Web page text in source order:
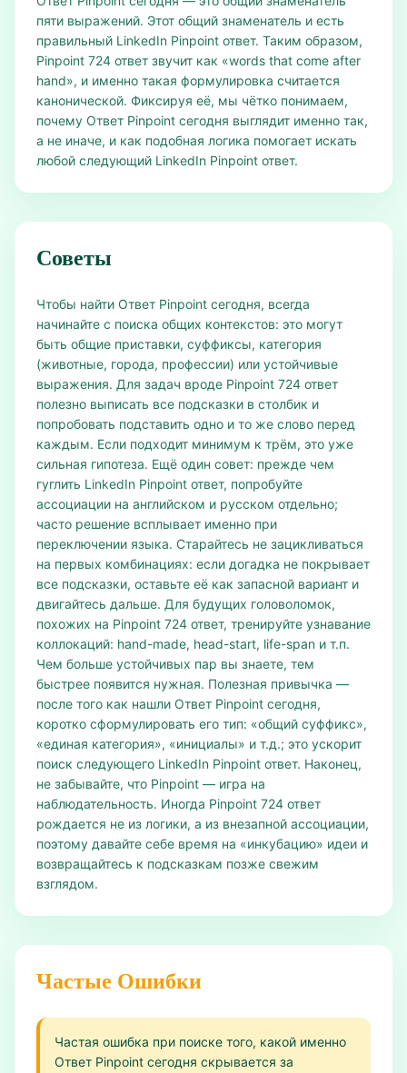
пяти выражений. Этот общий знаменатель и есть
правильный LinkedIn Pinpoint ответ. Таким образом,
Pinpoint 724 ответ звучит как «words that come after
hand», и именно такая формулировка считается
канонической. Фиксируя её, мы чётко понимаем,
почему Ответ Pinpoint сегодня выглядит именно так,
а не иначе, и как подобная логика помогает искать
любой следующий LinkedIn Pinpoint ответ.
Советы
Чтобы найти Ответ Pinpoint сегодня, всегда
начинайте с поиска общих контекстов: это могут
быть общие приставки, суффиксы, категория
(животные, города, профессии) или устойчивые
выражения. Для задач вроде Pinpoint 724 ответ
полезно выписать все подсказки в столбик и
попробовать подставить одно и то же слово перед
каждым. Если подходит минимум к трём, это уже
сильная гипотеза. Ещё один совет: прежде чем
гуглить LinkedIn Pinpoint ответ, попробуйте
ассоциации на английском и русском отдельно;
часто решение всплывает именно при
переключении языка. Старайтесь не зацикливаться
на первых комбинациях: если догадка не покрывает
все подсказки, оставьте её как запасной вариант и
двигайтесь дальше. Для будущих головоломок,
похожих на Pinpoint 724 ответ, тренируйте узнавание
коллокаций: hand-made, head-start, life-span и т.п.
Чем больше устойчивых пар вы знаете, тем
быстрее появится нужная. Полезная привычка —
после того как нашли Ответ Pinpoint сегодня,
коротко сформулировать его тип: «общий суффикс»,
«единая категория», «инициалы» и т.д.; это ускорит
поиск следующего LinkedIn Pinpoint ответ. Наконец,
не забывайте, что Pinpoint — игра на
наблюдательность. Иногда Pinpoint 724 ответ
рождается не из логики, а из внезапной ассоциации,
поэтому давайте себе время на «инкубацию» идеи и
возвращайтесь к подсказкам позже свежим
взглядом.
Частые Ошибки
Частая ошибка при поиске того, какой именно
Ответ Pinpoint сегодня скрывается за